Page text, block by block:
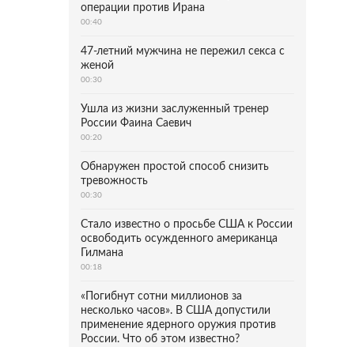
операции против Ирана
00:40
47-летний мужчина не пережил секса с
женой
00:30
Ушла из жизни заслуженный тренер
России Фаина Саевич
00:20
Обнаружен простой способ снизить
тревожность
00:30
Стало известно о просьбе США к России
освободить осужденного американца
Гилмана
00:18
«Погибнут сотни миллионов за
несколько часов». В США допустили
применение ядерного оружия против
России. Что об этом известно?